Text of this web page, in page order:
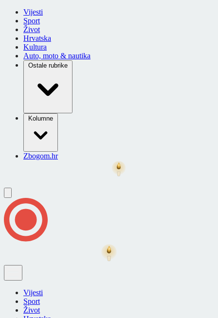
Vijesti
Sport
Život
Hrvatska
Kultura
Auto, moto & nautika
Ostale rubrike
Kolumne
Zbogom.hr
Vijesti
Sport
Život